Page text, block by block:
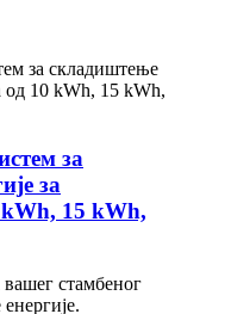
за
за
15 kWh,
стамбеног